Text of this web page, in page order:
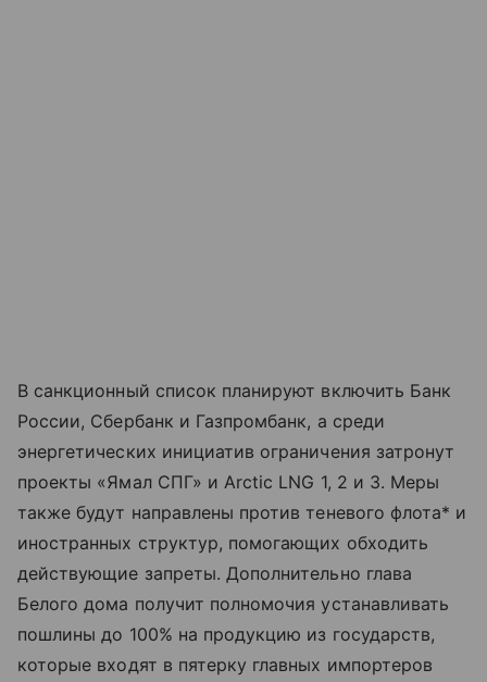
В санкционный список планируют включить Банк
России, Сбербанк и Газпромбанк, а среди
энергетических инициатив ограничения затронут
проекты «Ямал СПГ» и Arctic LNG 1, 2 и 3. Меры
также будут направлены против теневого флота* и
иностранных структур, помогающих обходить
действующие запреты. Дополнительно глава
Белого дома получит полномочия устанавливать
пошлины до 100% на продукцию из государств,
которые входят в пятерку главных импортеров